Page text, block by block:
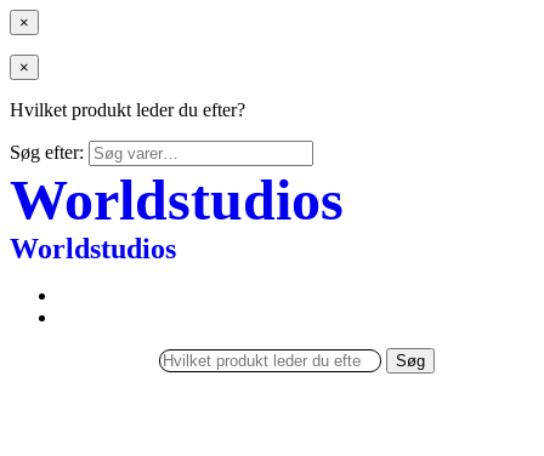
×
×
Hvilket produkt leder du efter?
Søg efter:
Worldstudios
Worldstudios
Søg